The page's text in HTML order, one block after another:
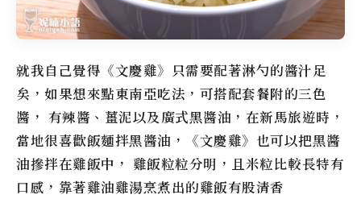
就我自己覺得 《文慶雞》 只需要配著淋勺的醬汁足
矣，如果想來點東南亞吃法，可搭配套餐附的三色
醬， 有辣醬、薑泥以及廣式黑醬油，在新馬旅遊時，
當地很喜歡飯麵拌黑醬油，
《文慶雞》 也可以把黑醬
油摻拌在雞飯中， 雞飯粒粒分明，且米粒比較長特有
口感，靠著雞油雞湯烹煮出的雞飯有股清香